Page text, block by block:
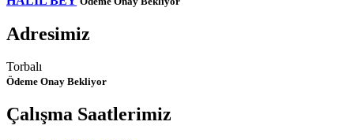
Adresimiz
Torbalı
Ödeme Onay Bekliyor
Çalışma Saatlerimiz